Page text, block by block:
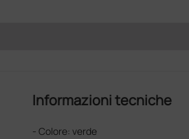
Informazioni tecniche
- Colore: verde